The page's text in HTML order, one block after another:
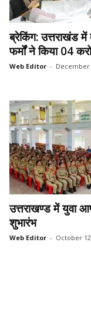
ब्रेकिंग: उत्तराखंड में
फर्मों ने किया 04
Web Editor - December
उत्तराखण्ड में युवा
शुभारंभ
Web Editor - October